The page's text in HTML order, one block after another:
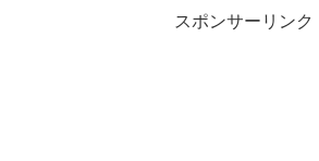
スポンサーリンク